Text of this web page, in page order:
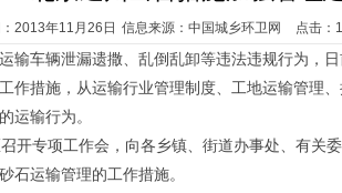
2013年11月26日 信息来源：中国城乡环卫网 点击：
车辆泄漏遗撒、乱倒乱卸等违法违规行为，日
作措施，从运输行业管理制度、工地运输管理
运输行为。
专项工作会，向各乡镇、街道办事处、有关
石运输管理的工作措施。